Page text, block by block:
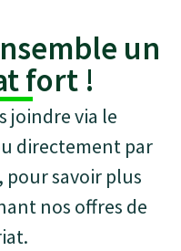
un
fort !
joindre via le
directement par
savoir plus
nos offres de